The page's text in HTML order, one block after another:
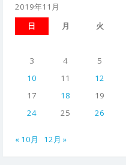
2019年11月
日
月 火
3
4 5
10
11 12
17
18 19
24
25 26
« 10月 12月 »